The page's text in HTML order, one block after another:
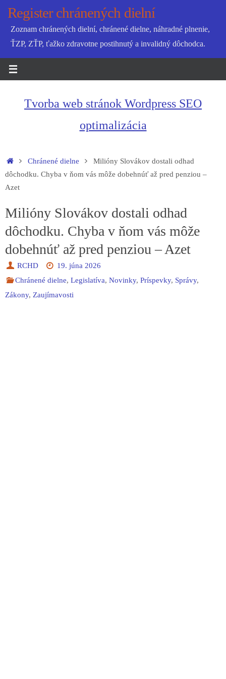
SkipRegister chránených dielní
Zoznam chránených dielní, chránené dielne, náhradné plnenie,
ŤZP, ZŤP, ťažko zdravotne postihnutý a invalidný dôchodca.
Tvorba web stránok Wordpress SEO
optimalizácia
HomeChránené dielne
Milióny Slovákov dostali odhad
dôchodku. Chyba v ňom vás môže dobehnúť až pred penziou –
Azet
Milióny Slovákov dostali odhad
dôchodku. Chyba v ňom vás môže
dobehnúť až pred penziou – Azet
RCHD
19. júna 2026
Chránené dielne,Legislatíva,Novinky,Príspevky, Správy,
Zákony, Zaujímavosti